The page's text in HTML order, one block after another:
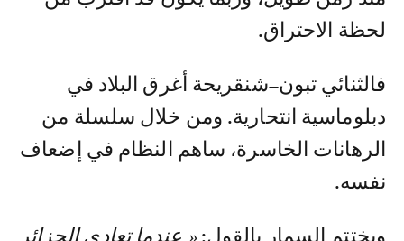
لحظة الاحتراق.
فالثنائي تبون–شنقريحة أغرق البلاد في
دبلوماسية انتحارية. ومن خلال سلسلة من
الرهانات الخاسرة، ساهم النظام في إضعاف
نفسه.